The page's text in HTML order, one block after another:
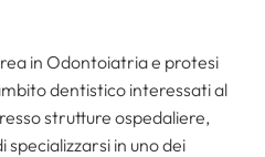
in Odontoiatria e protesi
dentistico interessati al
strutture ospedaliere,
in uno dei